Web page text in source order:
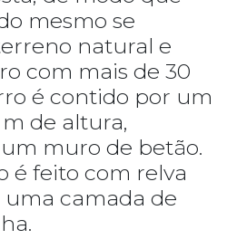
mesmo se
natural e
com mais de 30
é contido por um
de altura,
muro de betão.
é feito com relva
camada de